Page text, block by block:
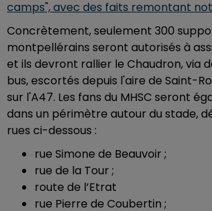
camps", avec des faits remontant
Concrètement, seulement 300
montpellérains seront autorisés à
et ils devront rallier le Chaudron, via
bus, escortés depuis l'aire de Saint-
sur l'A47. Les fans du MHSC seront
dans un périmètre autour du stade,
rues ci-dessous :
rue Simone de Beauvoir ;
rue de la Tour ;
route de l’Etrat
rue Pierre de Coubertin ;